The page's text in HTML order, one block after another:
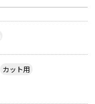
カット用